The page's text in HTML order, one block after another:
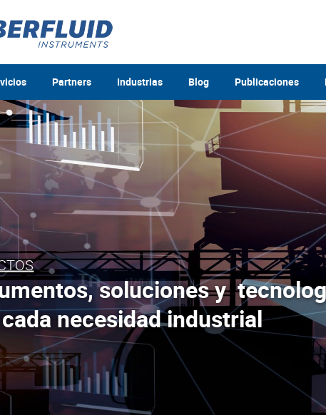
Partners Industrias Blog Publicaciones
soluciones y
necesidad industrial